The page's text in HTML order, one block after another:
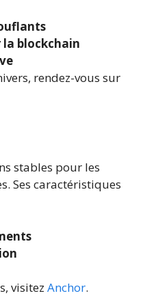
la blockchain
rendez-vous sur
stables pour les
Ses caractéristiques
visitez Anchor.